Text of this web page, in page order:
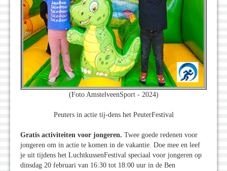
(Foto AmstelveenSport - 2024)
Peuters in actie tij-dens het PeuterFestival
Gratis activiteiten voor jongeren. Twee goede redenen voor
jongeren om in actie te komen in de vakantie. Doe mee en leef
je uit tijdens het LuchtkussenFestival speciaal voor jongeren op
dinsdag 20 februari van 16:30 tot 18:00 uur in de Ben